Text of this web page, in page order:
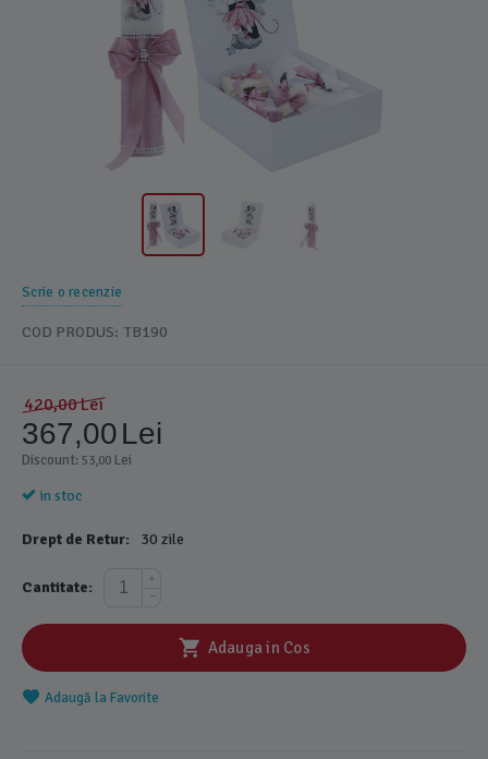
Scrie o recenzie
COD PRODUS: TB190
420,00Lei
367,00Lei
Discount: 53,00 Lei
in stoc
Drept de Retur: 30 zile
Cantitate:
+
−
Adauga in Cos
Adaugă la Favorite